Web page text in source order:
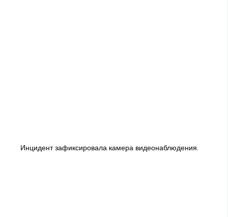
Инцидент зафиксировала камера видеонаблюдения.